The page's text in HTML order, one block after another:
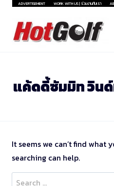
Skip
content
ADVERTISEMENT WORK WITH US | ร่วมงานกับเรา
แค้ดดี้ซัมมิท วิน
It seems we can’t find what
searching can help.
Search